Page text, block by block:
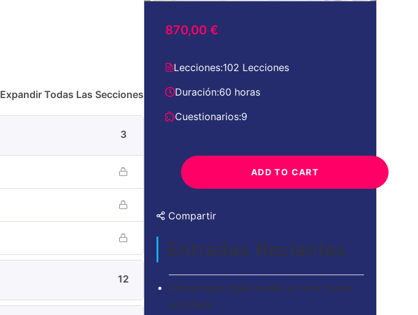
Expandir Todas Las Secciones
3
12
870,00 €
Lecciones:102 Lecciones
Duración:60 horas
Cuestionarios:9
ADD TO CART
Compartir
Entradas Recientes
Educar para dejar huella: un aula nueva
en Kibera